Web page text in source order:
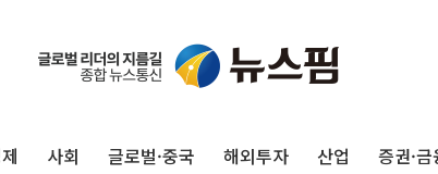
사회 글로벌·중국 해외투자 산업 증권·금